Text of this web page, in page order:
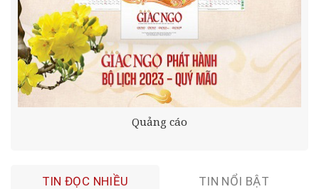
Quảng cáo
TIN ĐỌC NHIỀU TIN NỔI BẬT